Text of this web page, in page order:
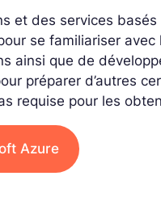
et des services basés
se familiariser avec
ainsi que de
préparer d’autres
requise pour les
Azure